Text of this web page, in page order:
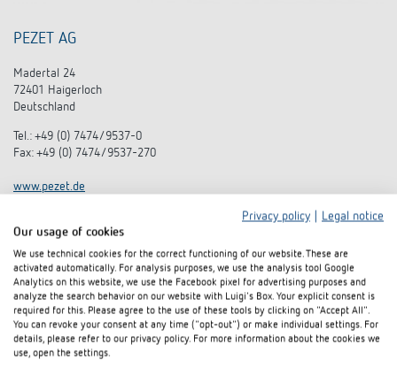
PEZET AG
Madertal 24
72401 Haigerloch
Deutschland
Tel.: +49 (0) 7474/9537-0
Fax: +49 (0) 7474/9537-270
www.pezet.de
Privacy policy
Legal notice
Our usage of cookies
We use technical cookies for the correct functioning of our website. These are
activated automatically. For analysis purposes, we use the analysis tool Google
Analytics on this website, we use the Facebook pixel for advertising purposes and
analyze the search behavior on our website with Luigi's Box. Your explicit consent is
required for this. Please agree to the use of these tools by clicking on "Accept All".
You can revoke your consent at any time ("opt-out") or make individual settings. For
details, please refer to our privacy policy. For more information about the cookies we
use, open the settings.